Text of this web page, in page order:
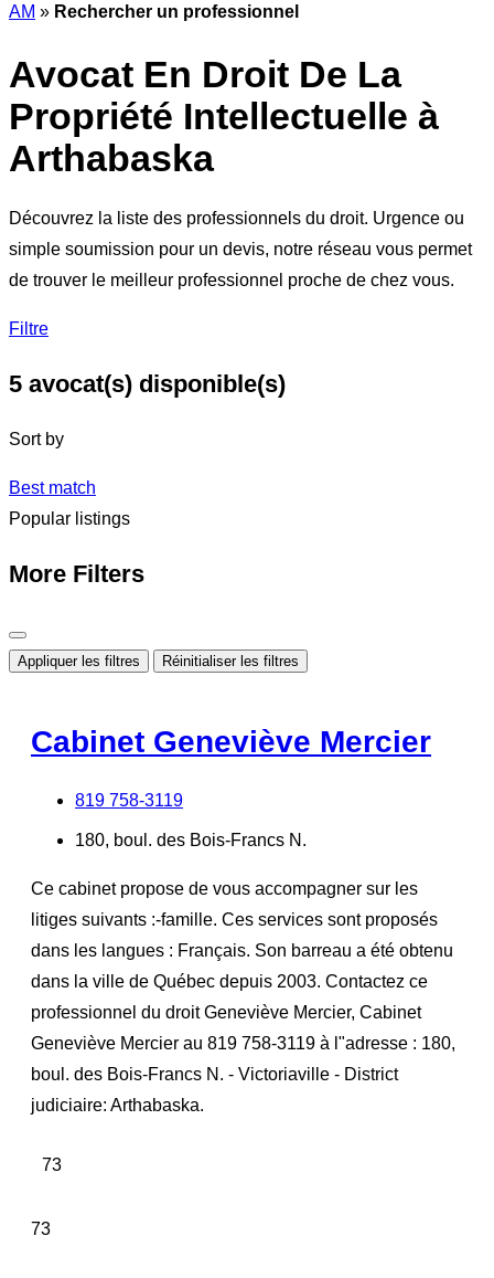
AM » Rechercher un professionnel
Avocat En Droit De La
Propriété Intellectuelle à
Arthabaska
Découvrez la liste des professionnels du droit. Urgence ou
simple soumission pour un devis, notre réseau vous permet
de trouver le meilleur professionnel proche de chez vous.
Filtre
5 avocat(s) disponible(s)
Sort by
Best match
Popular listings
More Filters
Appliquer les filtres Réinitialiser les filtres
Cabinet Geneviève Mercier
819 758-3119
180, boul. des Bois-Francs N.
Ce cabinet propose de vous accompagner sur les
litiges suivants :-famille. Ces services sont proposés
dans les langues : Français. Son barreau a été obtenu
dans la ville de Québec depuis 2003. Contactez ce
professionnel du droit Geneviève Mercier, Cabinet
Geneviève Mercier au 819 758-3119 à l"adresse : 180,
boul. des Bois-Francs N. - Victoriaville - District
judiciaire: Arthabaska.
73
73